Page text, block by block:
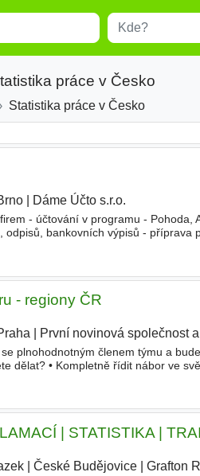
Místo
results.
práce v Česko
Statistika práce v Česko
Dáme Účto s.r.o.
- účtování v programu - Pohoda,
odpisů, bankovních výpisů - příprava
- regiony ČR
První novinová společnost
plnohodnotným členem týmu a
dělat? • Kompletně řídit nábor ve
| STATISTIKA |
| České Budějovice| Grafton